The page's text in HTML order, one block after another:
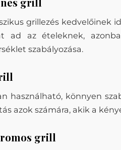
grillezés kedvelőinek
ad az ételeknek,
szabályozása.
használható, könnyen
azok számára, akik a
grill